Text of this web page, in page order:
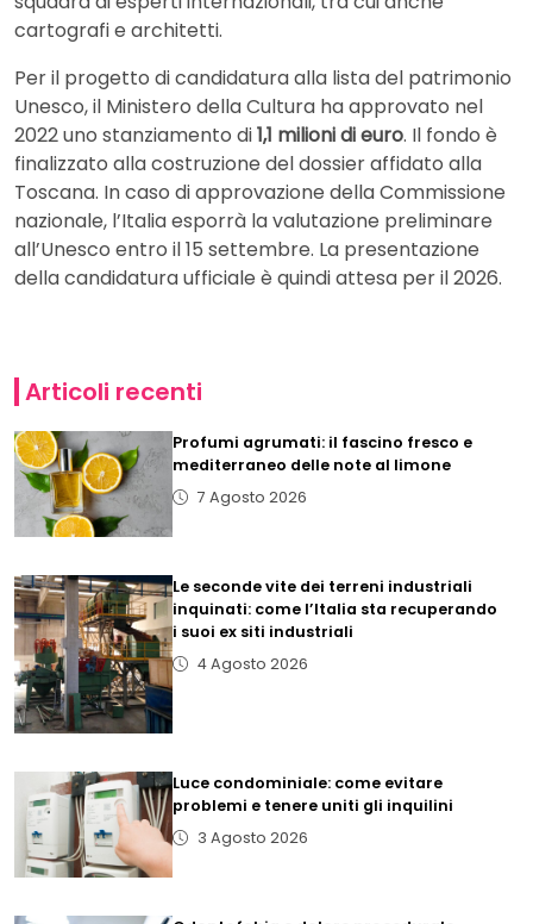
cartografi e architetti.
Per il progetto di candidatura alla lista del patrimonio
Unesco, il Ministero della Cultura ha approvato nel
2022 uno stanziamento di1,1 milioni di euro. Il fondo è
finalizzato alla costruzione del dossier affidato alla
Toscana. In caso di approvazione della Commissione
nazionale, l’Italia esporrà la valutazione preliminare
all’Unesco entro il 15 settembre. La presentazione
della candidatura ufficiale è quindi attesa per il 2026.
Articoli recenti
Profumi agrumati: il fascino fresco e
mediterraneo delle note al limone
7 Agosto 2026
Le seconde vite dei terreni industriali
inquinati: come l’Italia sta recuperando
i suoi ex siti industriali
4 Agosto 2026
Luce condominiale: come evitare
problemi e tenere uniti gli inquilini
3 Agosto 2026